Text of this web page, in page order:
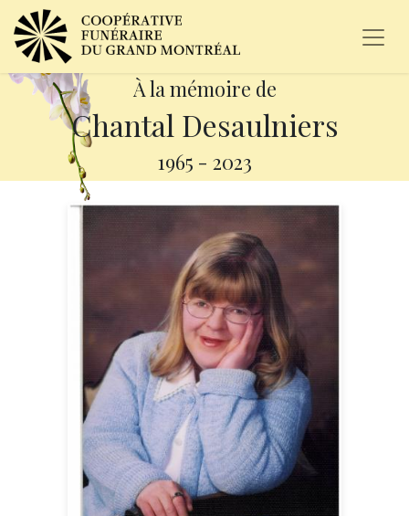
À la mémoire de
Chantal Desaulniers
1965 - 2023